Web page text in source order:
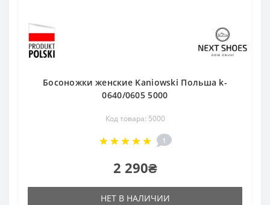
Босоножки женские Kaniowski Польша k-
0640/0605 5000
Код товара: 5000
1
2 290₴
НЕТ В НАЛИЧИИ